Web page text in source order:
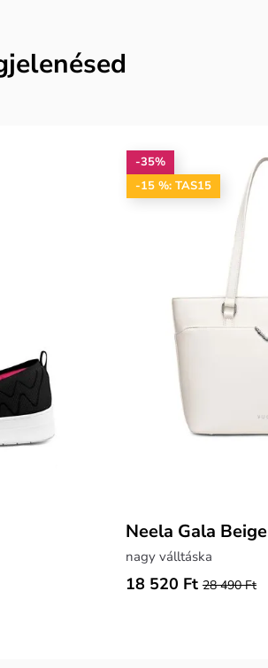
-35%
-15 %: TAS15
Neela Gala Beige
nagy válltáska
18 520 Ft 28 490 Ft